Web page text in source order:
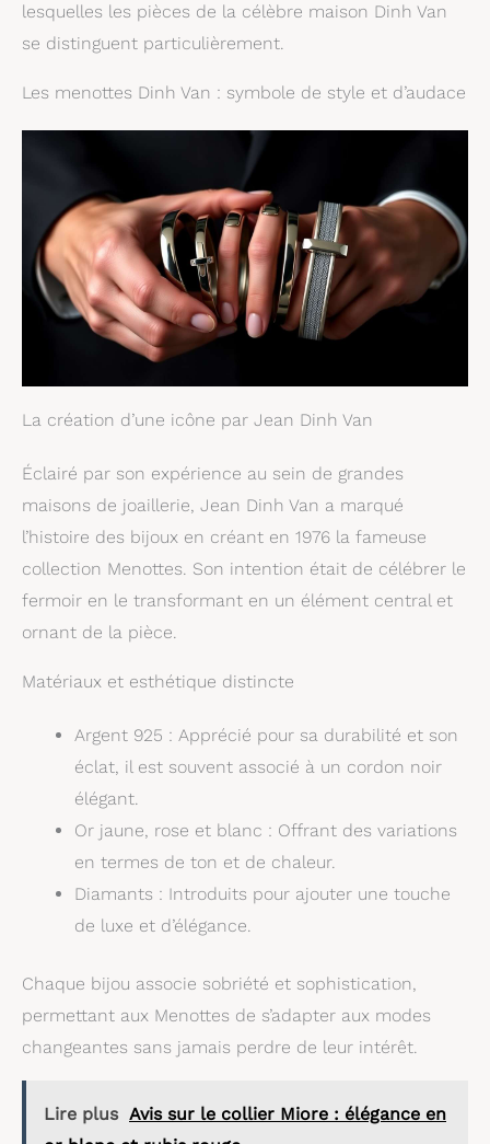
lesquelles les pièces de la célèbre maison Dinh Van
se distinguent particulièrement.
Les menottes Dinh Van : symbole de style et d’audace
La création d’une icône par Jean Dinh Van
Éclairé par son expérience au sein de grandes
maisons de joaillerie, Jean Dinh Van a marqué
l’histoire des bijoux en créant en 1976 la fameuse
collection Menottes. Son intention était de célébrer le
fermoir en le transformant en un élément central et
ornant de la pièce.
Matériaux et esthétique distincte
Argent 925 : Apprécié pour sa durabilité et son
éclat, il est souvent associé à un cordon noir
élégant.
Or jaune, rose et blanc : Offrant des variations
en termes de ton et de chaleur.
Diamants : Introduits pour ajouter une touche
de luxe et d’élégance.
Chaque bijou associe sobriété et sophistication,
permettant aux Menottes de s’adapter aux modes
changeantes sans jamais perdre de leur intérêt.
Lire plus Avis sur le collier Miore : élégance en